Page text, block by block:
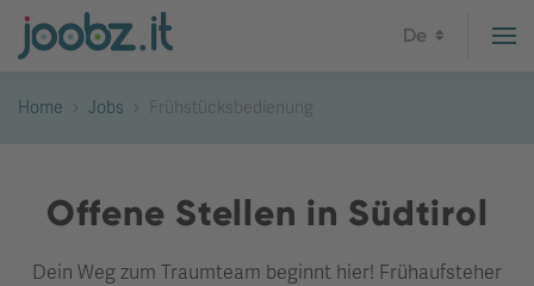
De
Home Jobs Frühstücksbedienung
Offene Stellen in Südtirol
Dein Weg zum Traumteam beginnt hier! Frühaufsteher